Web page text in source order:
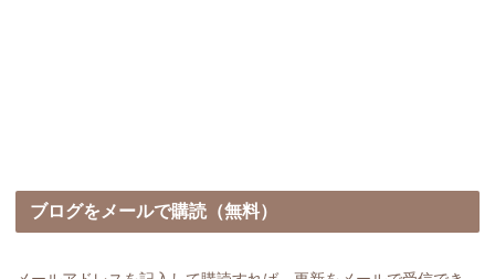
ブログをメールで購読（無料）